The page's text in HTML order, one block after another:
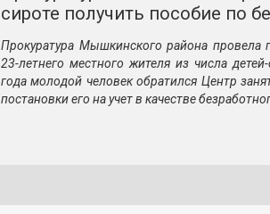
сироте получить пособие по
Прокуратура Мышкинского района провела
23-летнего местного жителя из числа
года молодой человек обратился Центр
постановки его на учет в качестве